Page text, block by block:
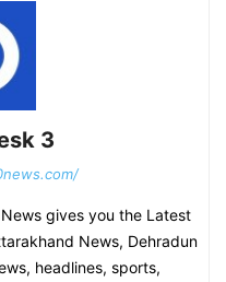
3
News gives you the Latest
News, Dehradun
headlines, sports,